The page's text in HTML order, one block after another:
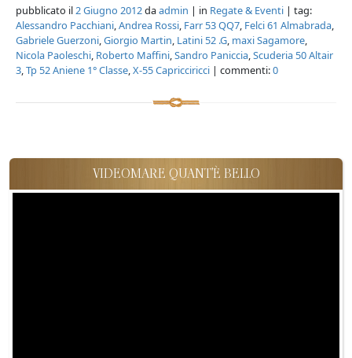
pubblicato il2 Giugno 2012daadmin | in Regate & Eventi | tag:
Alessandro Pacchiani,Andrea Rossi, Farr 53 QQ7, Felci 61 Almabrada,
Gabriele Guerzoni,Giorgio Martin, Latini 52 .G, maxi Sagamore,
Nicola Paoleschi, Roberto Maffini,Sandro Paniccia,Scuderia 50 Altair
3,Tp 52 Aniene 1° Classe,X-55 Capricciricci | commenti:0
VIDEOMARE QUANT'È BELLO